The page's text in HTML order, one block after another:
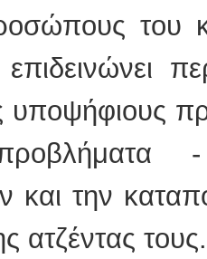
του
υποψήφιους
και την
ατζέντας τους.